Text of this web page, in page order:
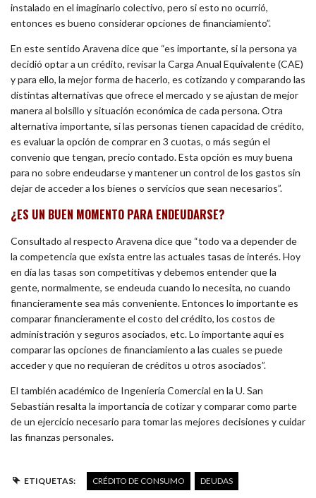
instalado en el imaginario colectivo, pero si esto no ocurrió,
entonces es bueno considerar opciones de financiamiento”.
En este sentido Aravena dice que “es importante, si la persona ya
decidió optar a un crédito, revisar la Carga Anual Equivalente (CAE)
y para ello, la mejor forma de hacerlo, es cotizando y comparando las
distintas alternativas que ofrece el mercado y se ajustan de mejor
manera al bolsillo y situación económica de cada persona. Otra
alternativa importante, si las personas tienen capacidad de crédito,
es evaluar la opción de comprar en 3 cuotas, o más según el
convenio que tengan, precio contado. Esta opción es muy buena
para no sobre endeudarse y mantener un control de los gastos sin
dejar de acceder a los bienes o servicios que sean necesarios”.
¿ES UN BUEN MOMENTO PARA ENDEUDARSE?
Consultado al respecto Aravena dice que “todo va a depender de
la competencia que exista entre las actuales tasas de interés. Hoy
en día las tasas son competitivas y debemos entender que la
gente, normalmente, se endeuda cuando lo necesita, no cuando
financieramente sea más conveniente. Entonces lo importante es
comparar financieramente el costo del crédito, los costos de
administración y seguros asociados, etc. Lo importante aquí es
comparar las opciones de financiamiento a las cuales se puede
acceder y que no requieran de créditos u otros asociados”.
El también académico de Ingeniería Comercial en la U. San
Sebastián resalta la importancia de cotizar y comparar como parte
de un ejercicio necesario para tomar las mejores decisiones y cuidar
las finanzas personales.
ETIQUETAS: CRÉDITO DE CONSUMO DEUDAS